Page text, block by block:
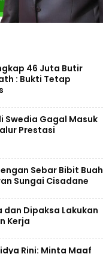
46 Juta Butir
: Bukti Tetap
Swedia Gagal Masuk
Prestasi
Sebar Bibit Buah
Sungai Cisadane
dan Dipaksa Lakukan
Kerja
Rini: Minta Maaf